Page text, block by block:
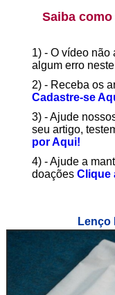
Saiba
1) - O vídeo não
algum erro
2) - Receba os
Cadastre-se
3) - Ajude
seu artigo,
por Aqui!
4) - Ajude a
doações Clique
Lenço